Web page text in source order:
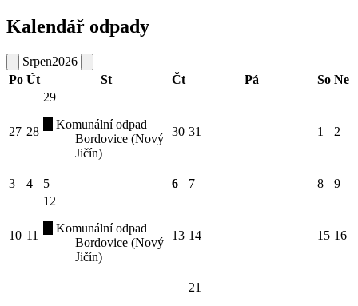
Kalendář odpady
Srpen2026
Po Út St Čt Pá So Ne
27 28
29
Komunální odpad
Bordovice (Nový
Jičín)
30 31 1 2
3 4 5 6 7 8 9
10 11
12
Komunální odpad
Bordovice (Nový
Jičín)
13 14 15 16
21